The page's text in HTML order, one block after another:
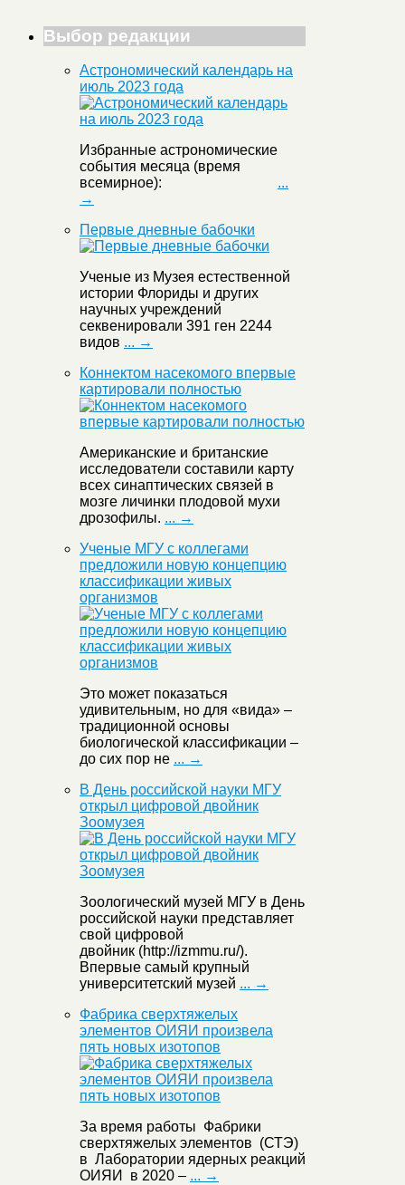
Выбор редакции
Астрономический календарь на
июль 2023 года
Избранные астрономические
события месяца (время
всемирное): ...
→
Первые дневные бабочки
Ученые из Музея естественной
истории Флориды и других
научных учреждений
секвенировали 391 ген 2244
видов ... →
Коннектом насекомого впервые
картировали полностью
Американские и британские
исследователи составили карту
всех синаптических связей в
мозге личинки плодовой мухи
дрозофилы. ... →
Ученые МГУ с коллегами
предложили новую концепцию
классификации живых
организмов
Это может показаться
удивительным, но для «вида» –
традиционной основы
биологической классификации –
до сих пор не ... →
В День российской науки МГУ
открыл цифровой двойник
Зоомузея
Зоологический музей МГУ в День
российской науки представляет
свой цифровой
двойник (http://izmmu.ru/).
Впервые самый крупный
университетский музей ... →
Фабрика сверхтяжелых
элементов ОИЯИ произвела
пять новых изотопов
За время работы Фабрики
сверхтяжелых элементов (СТЭ)
в Лаборатории ядерных реакций
ОИЯИ в 2020 – ... →